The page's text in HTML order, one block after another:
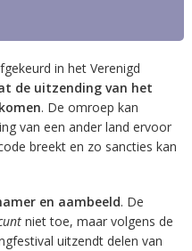
in het Verenigd
de uitzending van het
. De omroep kan
van een ander land ervoor
breekt en zo sancties kan
en aambeeld. De
niet toe, maar volgens de
uitzendt delen van